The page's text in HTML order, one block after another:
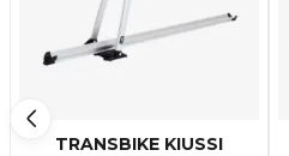
TRANSBIKE KIUSSI